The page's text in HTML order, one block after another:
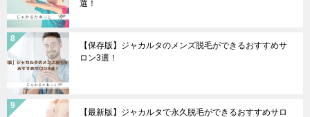
選！
【保存版】ジャカルタのメンズ脱毛ができるおすすめサ
ロン3選！
【最新版】ジャカルタで永久脱毛ができるおすすめサロ